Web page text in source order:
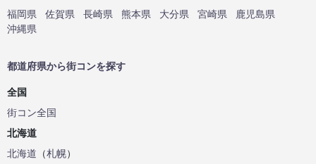
福岡県
佐賀県 長崎県 熊本県 大分県 宮崎県
鹿児島県
沖縄県
都道府県から街コンを探す
全国
街コン全国
北海道
北海道 （札幌）